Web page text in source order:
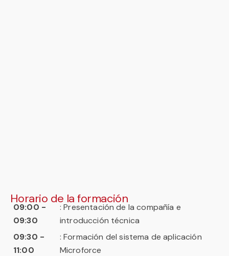
Horario de la formación
09:00 -
09:30
: Presentación de la compañía e
introducción técnica
09:30 -
11:00
: Formación del sistema de aplicación
Microforce